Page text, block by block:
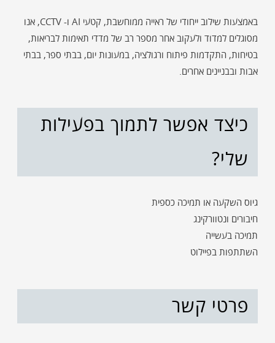
באמצעות שילוב ייחודי של ראייה ממוחשבת, קטעי AI ו- CCTV, אנו
מסוגלים למדוד ולעקוב אחר מספר רב של מדדי תאימות לבריאות,
בטיחות, התקדמות פיתוח ורגולציה, במעונות יום, בבתי ספר, בבתי
אבות ובבניינים אחרים.
כיצד אפשר לתמוך בפעילות
שלי?
גיוס השקעה או תמיכה כספית
חיבורים ונטוורקינג
תמיכה בעשייה
השתתפות בפיילוט
פרטי קשר